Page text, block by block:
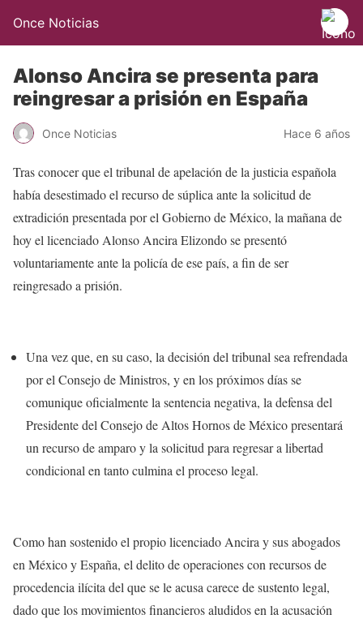
Once Noticias
Alonso Ancira se presenta para
reingresar a prisión en España
Once Noticias Hace 6 años
Tras conocer que el tribunal de apelación de la justicia española
había desestimado el recurso de súplica ante la solicitud de
extradición presentada por el Gobierno de México, la mañana de
hoy el licenciado Alonso Ancira Elizondo se presentó
voluntariamente ante la policía de ese país, a fin de ser
reingresado a prisión.
Una vez que, en su caso, la decisión del tribunal sea refrendada
por el Consejo de Ministros, y en los próximos días se
comunique oficialmente la sentencia negativa, la defensa del
Presidente del Consejo de Altos Hornos de México presentará
un recurso de amparo y la solicitud para regresar a libertad
condicional en tanto culmina el proceso legal.
Como han sostenido el propio licenciado Ancira y sus abogados
en México y España, el delito de operaciones con recursos de
procedencia ilícita del que se le acusa carece de sustento legal,
dado que los movimientos financieros aludidos en la acusación